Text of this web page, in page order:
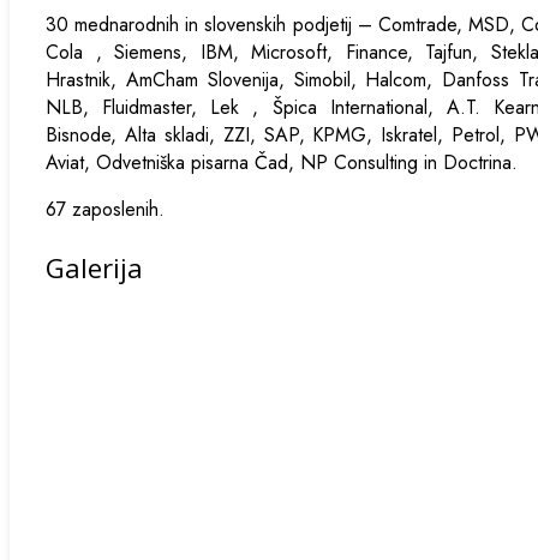
30 mednarodnih in slovenskih podjetij – Comtrade, MSD,
Cola , Siemens, IBM, Microsoft, Finance, Tajfun,
Hrastnik, AmCham Slovenija, Simobil, Halcom, Danfoss
NLB, Fluidmaster, Lek , Špica International, A.T.
Bisnode, Alta skladi, ZZI, SAP, KPMG, Iskratel, Petrol,
Aviat, Odvetniška pisarna Čad, NP Consulting in Doctrina.
67 zaposlenih.
Galerija